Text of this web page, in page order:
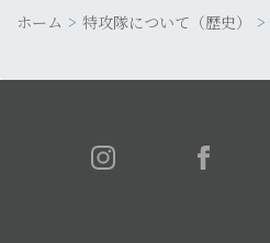
入会・各種お申込
発行書籍
皆さまの声
ホーム 特攻隊について（歴史）